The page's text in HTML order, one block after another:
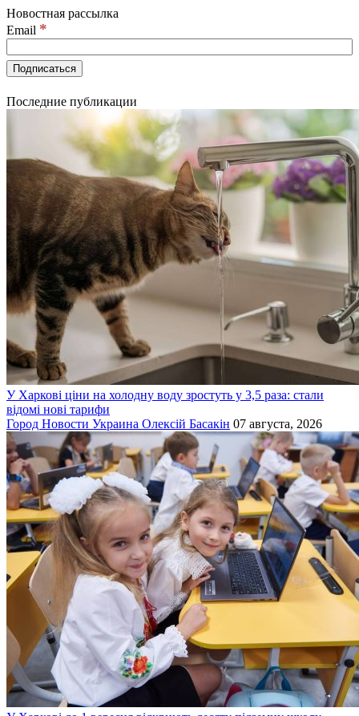
Новостная рассылка
Email *
Последние публикации
У Харкові ціни на холодну воду зростуть у 3,5 раза: стали
відомі нові тарифи
Город Новости Украина Олексій Басакін 07 августа, 2026